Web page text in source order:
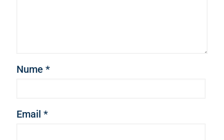
Nume *
Email *